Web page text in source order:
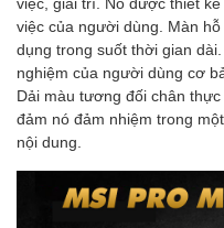
việc của người dùng. Màn
dụng trong suốt thời gian
nghiệm của người dùng cơ
Dải màu tương đối chân
đảm nó đảm nhiệm trong
nội dung.